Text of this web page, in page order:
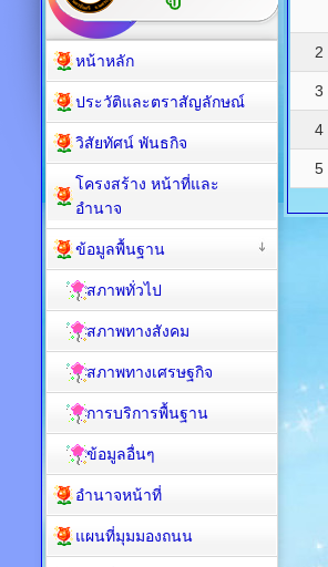
2
3
4
5
หน้าหลัก
ประวัติและตราสัญลักษณ์
วิสัยทัศน์ พันธกิจ
โครงสร้าง หน้าที่และ
อำนาจ
ข้อมูลพื้นฐาน
สภาพทั่วไป
สภาพทางสังคม
สภาพทางเศรษฐกิจ
การบริการพื้นฐาน
ข้อมูลอื่นๆ
อำนาจหน้าที่
แผนที่มุมมองถนน